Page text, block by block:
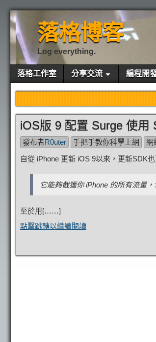
落格博客
Log everything.
落格工作室 分享交流 編程開
iOS版 9 配置 Surge 使用
發布者R0uter 手把手教你科學上網
網
自從 iPhone 更新 iOS 9以來，更新SDK
它能夠截獲你 iPhone 的所有流量
至於用[……]
點擊跳轉以繼續閱讀